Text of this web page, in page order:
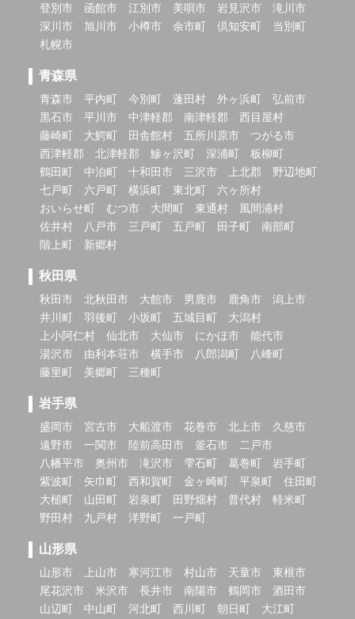
登別市
函館市 江別市 美唄市 岩見沢市
滝川市
深川市
旭川市 小樽市 余市町 倶知安町
当別町
札幌市
青森県
青森市 平内町 今別町 蓬田村 外ヶ浜町
弘前市
黒石市
平川市 中津軽郡 南津軽郡
西目屋村
藤崎町
大鰐町 田舎館村 五所川原市
つがる市
西津軽郡
北津軽郡 鰺ヶ沢町 深浦町
板柳町
鶴田町
中泊町 十和田市 三沢市 上北郡
野辺地町
七戸町
六戸町 横浜町 東北町
六ヶ所村
おいらせ町
むつ市 大間町 東通村
風間浦村
佐井村
八戸市 三戸町 五戸町 田子町
南部町
階上町
新郷村
秋田県
秋田市 北秋田市 大館市 男鹿市 鹿角市
潟上市
井川町
羽後町 小坂町 五城目町
大潟村
上小阿仁村
仙北市 大仙市 にかほ市
能代市
湯沢市
由利本荘市 横手市 八郎潟町
八峰町
藤里町
美郷町 三種町
岩手県
盛岡市 宮古市 大船渡市 花巻市 北上市
久慈市
遠野市
一関市 陸前高田市 釜石市
二戸市
八幡平市
奥州市 滝沢市 雫石町 葛巻町
岩手町
紫波町
矢巾町 西和賀町 金ヶ崎町 平泉町
住田町
大槌町
山田町 岩泉町 田野畑村 普代村
軽米町
野田村
九戸村 洋野町 一戸町
山形県
山形市 上山市 寒河江市 村山市 天童市
東根市
尾花沢市
米沢市 長井市 南陽市 鶴岡市
酒田市
山辺町
中山町 河北町 西川町 朝日町
大江町